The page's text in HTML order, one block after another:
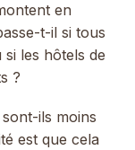
en
t-il si tous
les hôtels de
?
ils moins
est que cela